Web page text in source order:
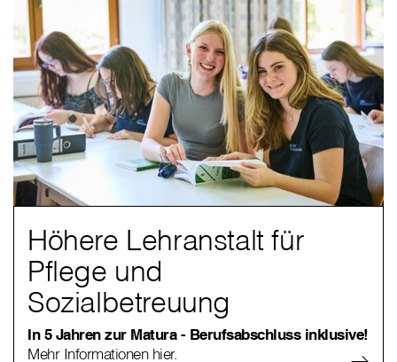
Höhere Lehranstalt für
Pflege und
Sozialbetreuung
In 5 Jahren zur Matura - Berufsabschluss inklusive!
Mehr Informationen hier.